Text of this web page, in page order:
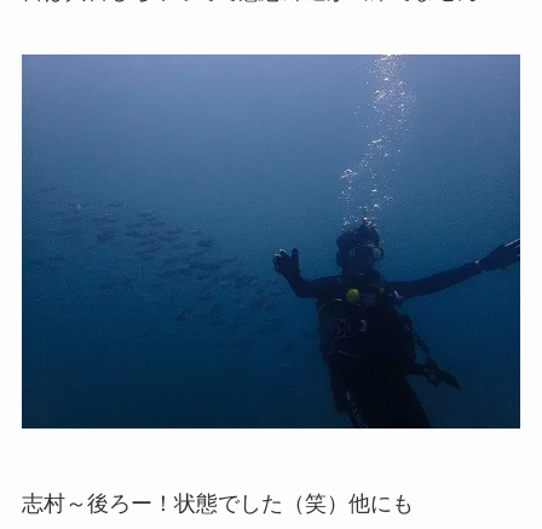
志村～後ろー！状態でした（笑）他にも